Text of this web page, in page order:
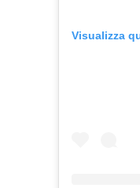
Visualizza